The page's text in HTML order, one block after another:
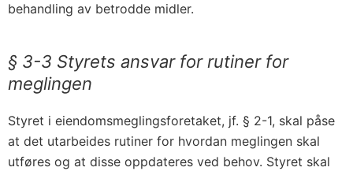
behandling av betrodde midler.
§ 3-3 Styrets ansvar for rutiner for
meglingen
Styret i eiendomsmeglingsforetaket, jf. § 2-1, skal påse
at det utarbeides rutiner for hvordan meglingen skal
utføres og at disse oppdateres ved behov. Styret skal